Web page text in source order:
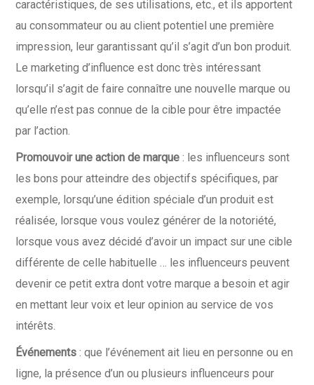
caractéristiques, de ses utilisations, etc., et ils apportent
au consommateur ou au client potentiel une première
impression, leur garantissant qu’il s’agit d’un bon produit.
Le marketing d’influence est donc très intéressant
lorsqu’il s’agit de faire connaître une nouvelle marque ou
qu’elle n’est pas connue de la cible pour être impactée
par l’action.
Promouvoir une action de marque : les influenceurs sont
les bons pour atteindre des objectifs spécifiques, par
exemple, lorsqu’une édition spéciale d’un produit est
réalisée, lorsque vous voulez générer de la notoriété,
lorsque vous avez décidé d’avoir un impact sur une cible
différente de celle habituelle … les influenceurs peuvent
devenir ce petit extra dont votre marque a besoin et agir
en mettant leur voix et leur opinion au service de vos
intérêts.
Événements : que l’événement ait lieu en personne ou en
ligne, la présence d’un ou plusieurs influenceurs pour